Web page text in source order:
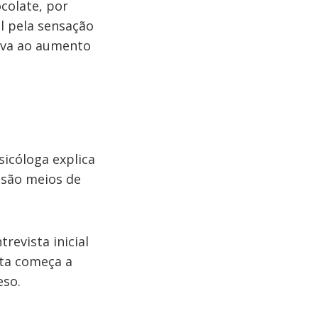
por
sensação
ao aumento
explica
meios de
inicial
começa a